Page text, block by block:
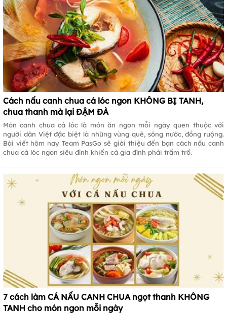
Cách nấu canh chua cá lóc ngon KHÔNG BỊ TANH,
chua thanh mà lại ĐẬM ĐÀ
Món canh chua cá lóc là món ăn ngon mỗi ngày quen thuộc với
người dân Việt đặc biệt là những vùng quê, sông nước, đồng ruộng.
Bài viết hôm nay Team PasGo sẽ giới thiệu đến bạn cách nấu canh
chua cá lóc ngon siêu đỉnh khiến cả gia đình phải trầm trồ.
7 cách làm CÁ NẤU CANH CHUA ngọt thanh KHÔNG
TANH cho món ngon mỗi ngày